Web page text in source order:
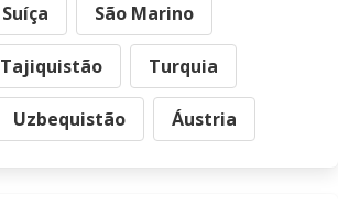
Suíça São Marino
Tajiquistão Turquia
Uzbequistão Áustria